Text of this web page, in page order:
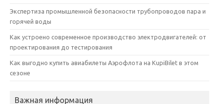
Экспертиза промышленной безопасности трубопроводов пара и
горячей воды
Как устроено современное производство электродвигателей: от
проектирования до тестирования
Как выгодно купить авиабилеты Аэрофлота на KupiBilet в этом
сезоне
Важная информация